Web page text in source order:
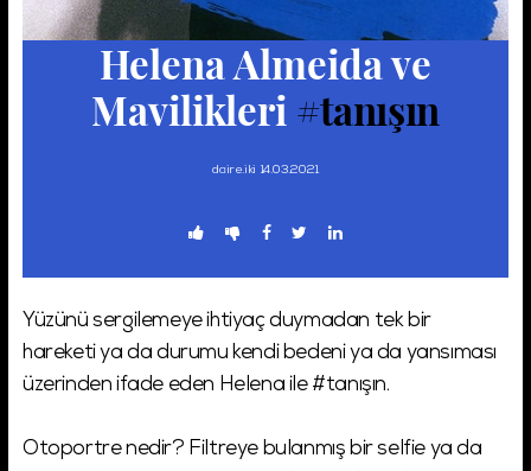
Helena Almeida ve
Mavilikleri #tanışın
daire.iki 14.03.2021
Yüzünü sergilemeye ihtiyaç duymadan tek bir
hareketi ya da durumu kendi bedeni ya da yansıması
üzerinden ifade eden Helena ile #tanışın.
Otoportre nedir? Filtreye bulanmış bir selfie ya da